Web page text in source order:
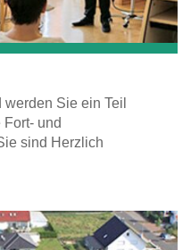
Sie ein Teil
und
sind Herzlich